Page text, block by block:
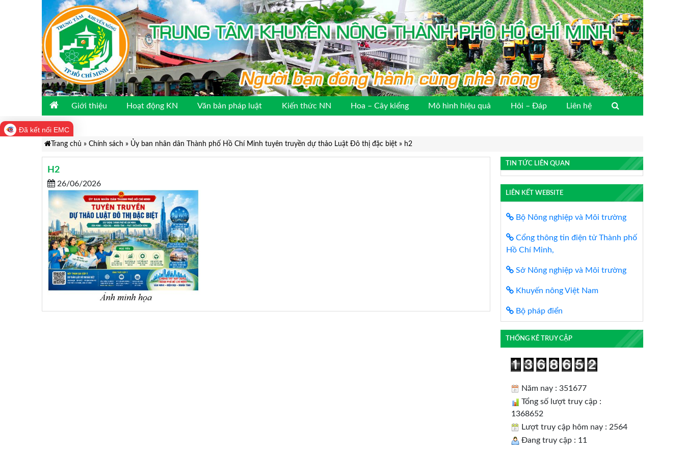
Giới thiệu Hoạt động KN Văn bản pháp luật Kiến thức NN Hoa – Cây kiểng Mô hình hiệu quả Hỏi – Đáp Liên hệ
Đã kết nối EMC
Trang chủ » Chính sách » Ủy ban nhân dân Thành phố Hồ Chí Minh tuyên truyền dự thảo Luật Đô thị đặc biệt» h2
H2
26/06/2026
TIN TỨC LIÊN QUAN
LIÊN KẾT WEBSITE
Bộ Nông nghiệp và Môi trường
Cổng thông tin điện tử Thành phố
Hồ Chí Minh,
Sở Nông nghiệp và Môi trường
Khuyến nông Việt Nam
Bộ pháp điển
THỐNG KÊ TRUY CẬP
Năm nay : 351677
Tổng số lượt truy cập :
1368652
Lượt truy cập hôm nay : 2564
Đang truy cập : 11